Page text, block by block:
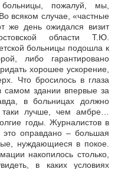
больницы, пожалуй, мы,
всяком случае, «частные
же день ожидался визит
области Т.Ю.
больницы подошла к
либо гарантировано
хорошее ускорение,
Что бросилось в глаза
самом здании впервые за
в больницах должно
таки лучше, чем амбре…
годы. Журналистов в
оправдано – большая
нуждающиеся в покое.
накопилось столько,
в каких условиях